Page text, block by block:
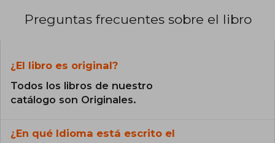
Preguntas frecuentes sobre el libro
¿El libro es original?
Todos los libros de nuestro
catálogo son Originales.
¿En qué Idioma está escrito el